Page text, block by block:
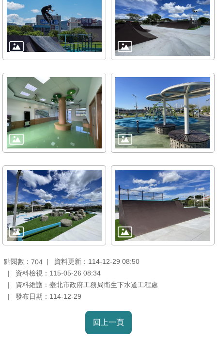
常
見
問
答
陳
情
系
雙
語
彙
TAIPEI
PASS
臺
北
通
政
府
網
站
點閱數： 704
資料更新：114-12-29 08:50
資料檢視：115-05-26 08:34
資料維護：臺北市政府工務局衛生下水道工程處
發布日期：114-12-29
回上一頁